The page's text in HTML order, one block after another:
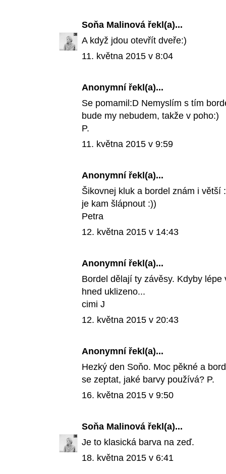
Soňa Malinová řekl(a)...
A když jdou otevřít dveře:)
11. května 2015 v 8:04
Anonymní řekl(a)...
Se pomamil:D Nemyslím s tím
bude my nebudem, takže v poho:)
P.
11. května 2015 v 9:59
Anonymní řekl(a)...
Šikovnej kluk a bordel znám i větší
je kam šlápnout :))
Petra
12. května 2015 v 14:43
Anonymní řekl(a)...
Bordel dělají ty závěsy. Kdyby
hned uklizeno...
cimi J
12. května 2015 v 20:43
Anonymní řekl(a)...
Hezký den Soňo. Moc pěkné a
se zeptat, jaké barvy používá? P.
16. května 2015 v 9:50
Soňa Malinová řekl(a)...
Je to klasická barva na zeď.
18. května 2015 v 6:41